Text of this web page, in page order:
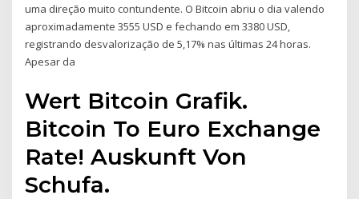
uma direção muito contundente. O Bitcoin abriu o dia valendo
aproximadamente 3555 USD e fechando em 3380 USD,
registrando desvalorização de 5,17% nas últimas 24 horas.
Apesar da
Wert Bitcoin Grafik.
Bitcoin To Euro Exchange
Rate! Auskunft Von
Schufa.